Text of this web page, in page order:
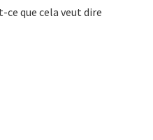
que cela veut dire